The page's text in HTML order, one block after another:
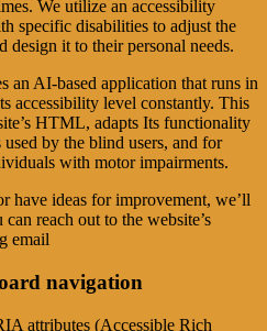
We utilize an accessibility
specific disabilities to adjust the
design it to their personal needs.
an AI-based application that runs in
accessibility level constantly. This
HTML, adapts Its functionality
by the blind users, and for
with motor impairments.
have ideas for improvement, we’ll
reach out to the website’s
email
navigation
attributes (Accessible Rich